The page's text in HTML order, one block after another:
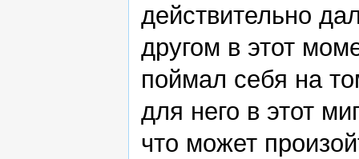
действительно
другом в этот
поймал себя на
для него в этот
что может